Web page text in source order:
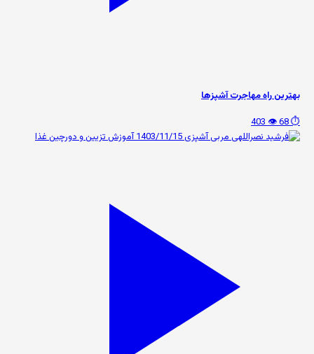
بهترین راه مهاجرت آشپزها
⏱️ 68
👁️ 403